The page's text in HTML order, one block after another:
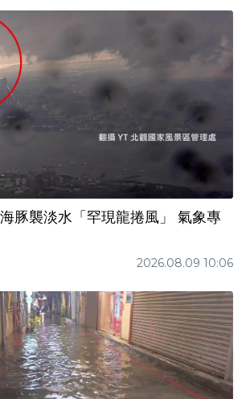
豚襲淡水「罕現龍捲風」 氣象專
2026.08.09 10:06